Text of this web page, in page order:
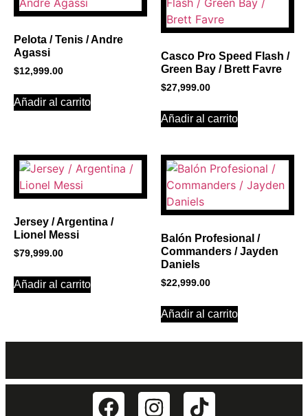
Click Here
Pelota / Tenis / Andre
Agassi
$12,999.00
Añadir al carrito
Casco Pro Speed Flash /
Green Bay / Brett Favre
$27,999.00
Añadir al carrito
Jersey / Argentina /
Lionel Messi
$79,999.00
Añadir al carrito
Balón Profesional /
Commanders / Jayden
Daniels
$22,999.00
Añadir al carrito